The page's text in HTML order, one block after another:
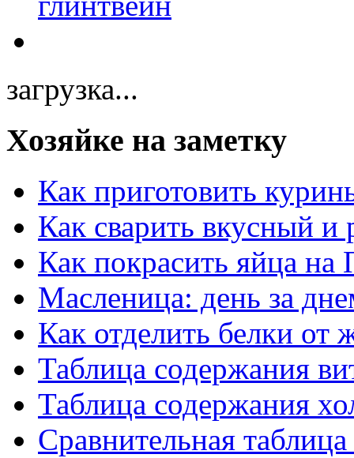
загрузка...
Хозяйке на заметку
Как приготовить
Как сварить вкусный и
Как покрасить яйца на
Масленица: день за
Как отделить белки от
Таблица содержания
Таблица содержания
Сравнительная